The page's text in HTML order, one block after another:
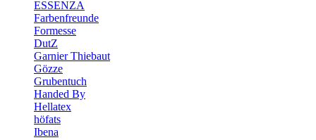
ESSENZA
Farbenfreunde
Formesse
DutZ
Garnier Thiebaut
Gözze
Grubentuch
Handed By
Hellatex
höfats
Ibena